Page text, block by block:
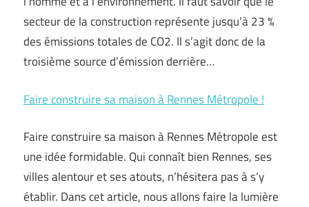
secteur de la construction représente jusqu’à 23 %
des émissions totales de CO2. Il s’agit donc de la
troisième source d’émission derrière…
Faire construire sa maison à Rennes Métropole !
Faire construire sa maison à Rennes Métropole est
une idée formidable. Qui connaît bien Rennes, ses
villes alentour et ses atouts, n’hésitera pas à s’y
établir. Dans cet article, nous allons faire la lumière